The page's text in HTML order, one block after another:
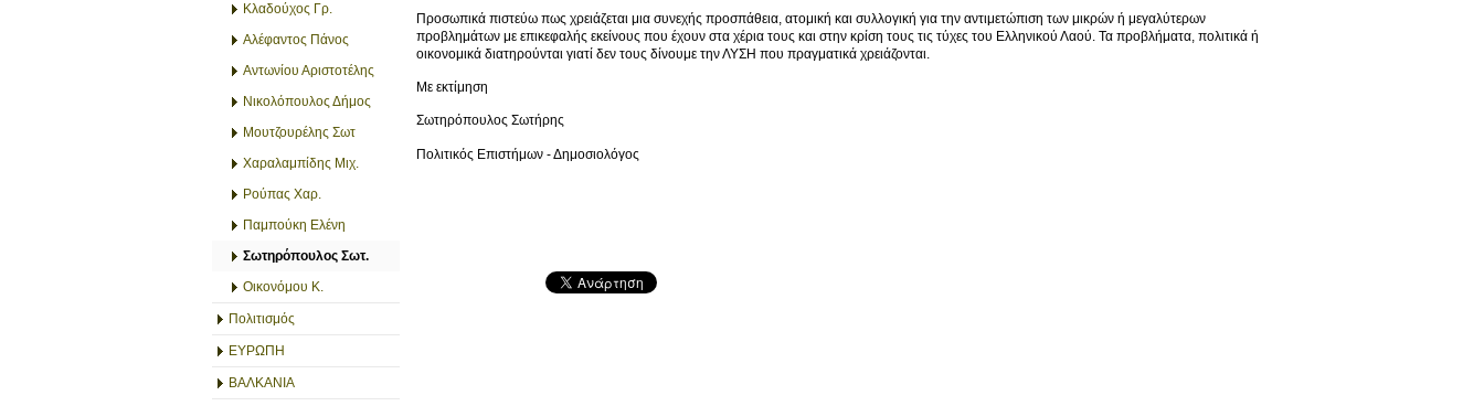
Κλαδούχος Γρ.
Αλέφαντος Πάνος
Αντωνίου Αριστοτέλης
Νικολόπουλος Δήμος
Μουτζουρέλης Σωτ
Χαραλαμπίδης Μιχ.
Ρούπας Χαρ.
Παμπούκη Ελένη
Σωτηρόπουλος Σωτ.
Οικονόμου Κ.
Πολιτισμός
ΕΥΡΩΠΗ
ΒΑΛΚΑΝΙΑ
Προσωπικά πιστεύω πως χρειάζεται μια συνεχής προσπάθεια, ατομική και συλλογική για την αντιμετώπιση των μικρών ή μεγαλύτερων
προβλημάτων με επικεφαλής εκείνους που έχουν στα χέρια τους και στην κρίση τους τις τύχες του Ελληνικού Λαού. Τα προβλήματα, πολιτικά ή
οικονομικά διατηρούνται γιατί δεν τους δίνουμε την ΛΥΣΗ που πραγματικά χρειάζονται.
Με εκτίμηση
Σωτηρόπουλος Σωτήρης
Πολιτικός Επιστήμων - Δημοσιολόγος